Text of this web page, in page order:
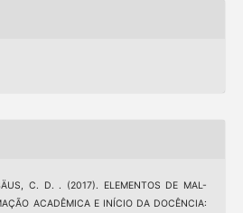
C. D. . (2017). ELEMENTOS DE MAL-
ACADÊMICA E INÍCIO DA DOCÊNCIA: